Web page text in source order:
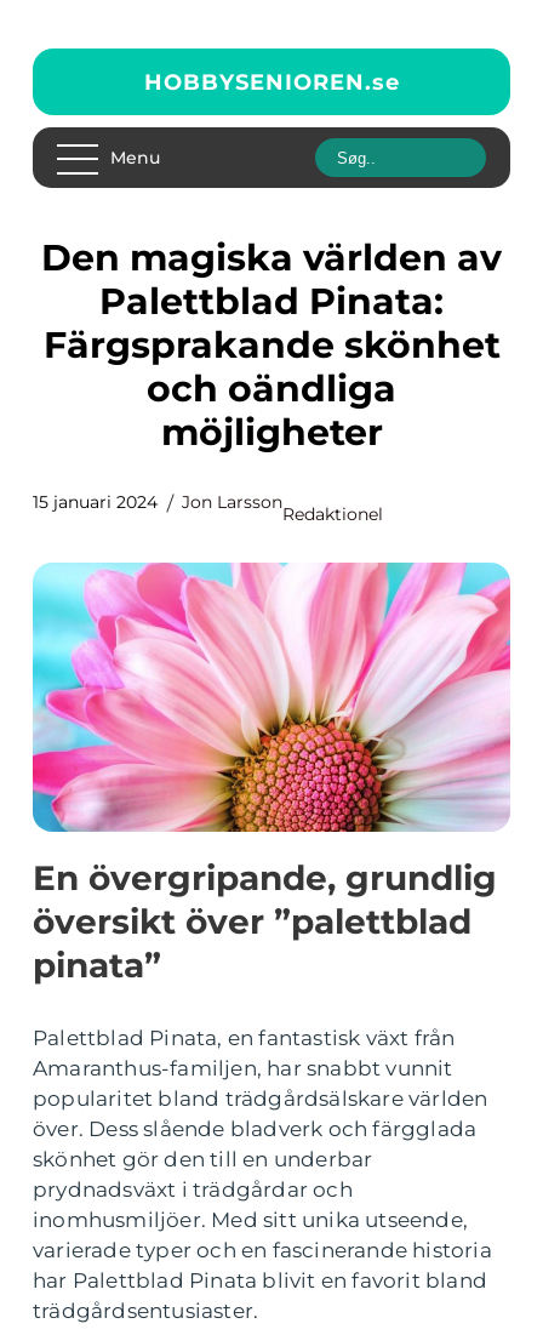
HOBBYSENIOREN.se
Menu
Den magiska världen av
Palettblad Pinata:
Färgsprakande skönhet
och oändliga
möjligheter
15 januari 2024 Jon Larsson
Redaktionel
En övergripande, grundlig
översikt över ”palettblad
pinata”
Palettblad Pinata, en fantastisk växt från
Amaranthus-familjen, har snabbt vunnit
popularitet bland trädgårdsälskare världen
över. Dess slående bladverk och färgglada
skönhet gör den till en underbar
prydnadsväxt i trädgårdar och
inomhusmiljöer. Med sitt unika utseende,
varierade typer och en fascinerande historia
har Palettblad Pinata blivit en favorit bland
trädgårdsentusiaster.